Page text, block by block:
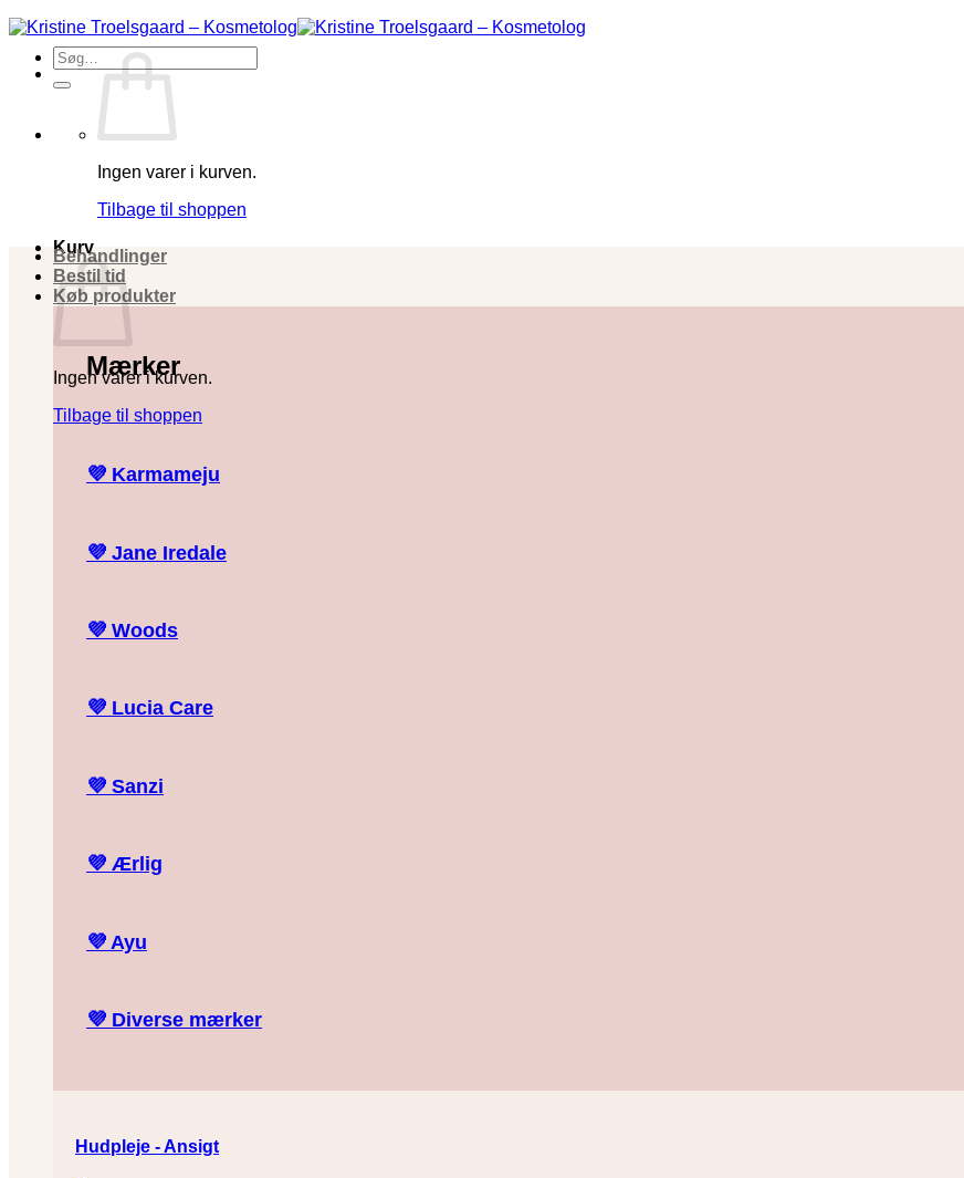
Fortsæt
til
indholdSøg
efter:
Ingen varer i kurven.
Tilbage til shoppen
Kurv
Ingen varer i kurven.
Tilbage til shoppen
Behandlinger
Bestil tid
Køb produkter
Mærker
💜 Karmameju
💜 Jane Iredale
💜 Woods
💜 Lucia Care
💜 Sanzi
💜 Ærlig
💜 Ayu
💜 Diverse mærker
Hudpleje - Ansigt